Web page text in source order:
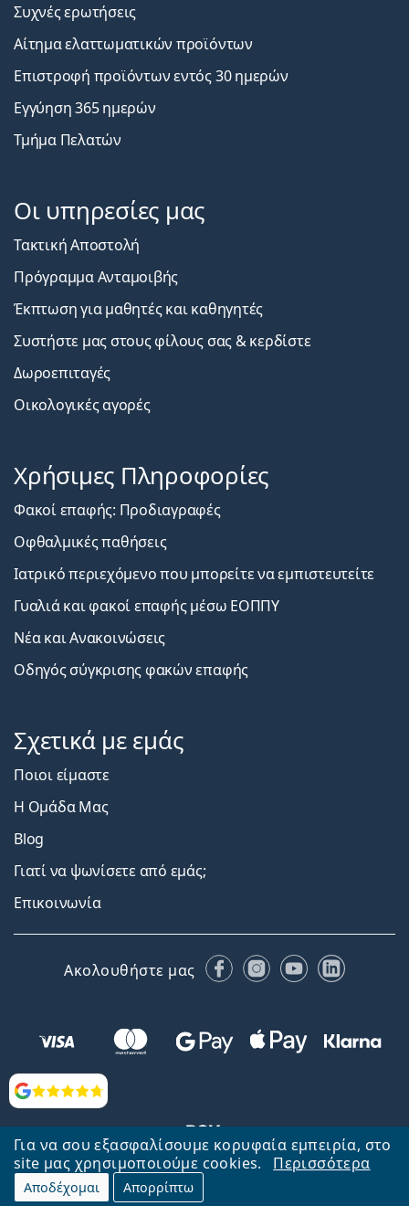
Για να σου εξασφαλίσουμε κορυφαία εμπειρία, στο
site μας χρησιμοποιούμε cookies.
Περισσότερα
Αποδέχομαι Απορρίπτω
Αξιολογήσεις
Συχνές ερωτήσεις
Αίτημα ελαττωματικών προϊόντων
Επιστροφή προϊόντων εντός 30 ημερών
Εγγύηση 365 ημερών
Τμήμα Πελατών
Οι υπηρεσίες μας
Τακτική Αποστολή
Πρόγραμμα Ανταμοιβής
Έκπτωση για μαθητές και καθηγητές
Συστήστε μας στους φίλους σας & κερδίστε
Δωροεπιταγές
Οικολογικές αγορές
Χρήσιμες Πληροφορίες
Φακοί επαφής: Προδιαγραφές
Οφθαλμικές παθήσεις
Ιατρικό περιεχόμενο που μπορείτε να εμπιστευτείτε
Γυαλιά και φακοί επαφής μέσω ΕΟΠΠΥ
Νέα και Ανακοινώσεις
Οδηγός σύγκρισης φακών επαφής
Σχετικά με εμάς
Ποιοι είμαστε
Η Ομάδα Μας
Blog
Γιατί να ψωνίσετε από εμάς;
Επικοινωνία
Ακολουθήστε μας FacebookInstagram
YouTubeLinkedIn
Επιστροφή στην αρχική σελίδα